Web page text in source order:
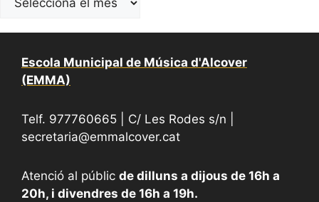
Escola Municipal de Música d'Alcover
(EMMA)
Telf. 977760665 | C/ Les Rodes s/n |
secretaria@emmalcover.cat
Atenció al públic de dilluns a dijous de 16h a
20h, i divendres de 16h a 19h.